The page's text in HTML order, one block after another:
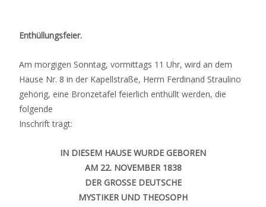
Enthüllungsfeier.
Am morgigen Sonntag, vormittags 11 Uhr, wird an dem
Hause Nr. 8 in der Kapellstraße, Herrn Ferdinand Straulino
gehörig, eine Bronzetafel feierlich enthüllt werden, die
folgende
Inschrift trägt:
IN DIESEM HAUSE WURDE GEBOREN
AM 22. NOVEMBER 1838
DER GROSSE DEUTSCHE
MYSTIKER UND THEOSOPH